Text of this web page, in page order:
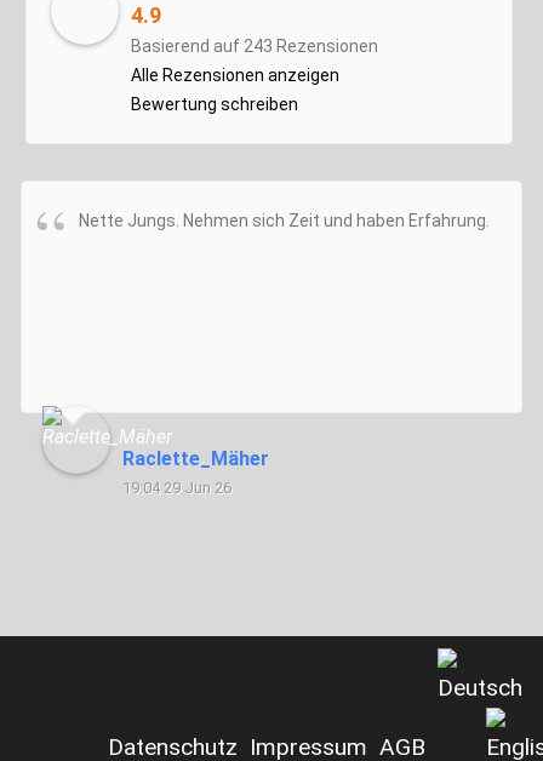
4.9
Basierend auf 243 Rezensionen
Alle Rezensionen anzeigen
Bewertung schreiben
Nette Jungs. Nehmen sich Zeit und haben Erfahrung.
Raclette_Mäher
19:04 29 Jun 26
Datenschutz Impressum AGB